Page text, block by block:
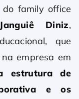
family office
Diniz,
que
empresa em
estrutura de
e os